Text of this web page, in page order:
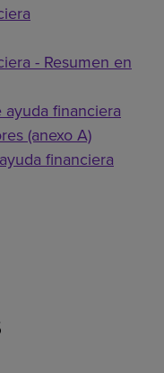
- Resumen en
financiera
(anexo A)
financiera